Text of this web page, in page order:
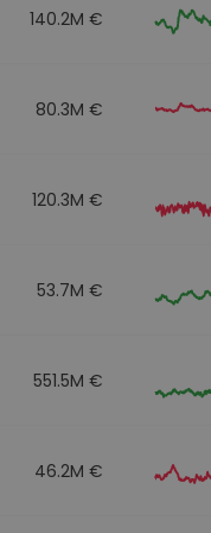
140.2M €
80.3M €
120.3M €
53.7M €
551.5M €
46.2M €